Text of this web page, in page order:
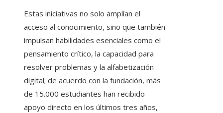
Estas iniciativas no solo amplían el
acceso al conocimiento, sino que también
impulsan habilidades esenciales como el
pensamiento crítico, la capacidad para
resolver problemas y la alfabetización
digital; de acuerdo con la fundación, más
de 15.000 estudiantes han recibido
apoyo directo en los últimos tres años,